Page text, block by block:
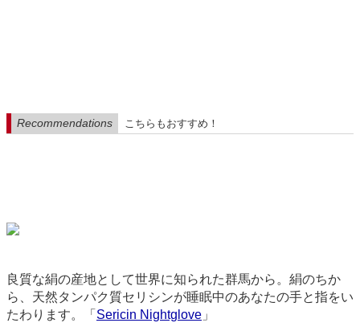
Recommendations こちらもおすすめ！
良質な絹の産地として世界に知られた群馬から。絹のちか
ら、天然タンパク質セリシンが睡眠中のあなたの手と指をい
たわります。「 Sericin Nightglove 」